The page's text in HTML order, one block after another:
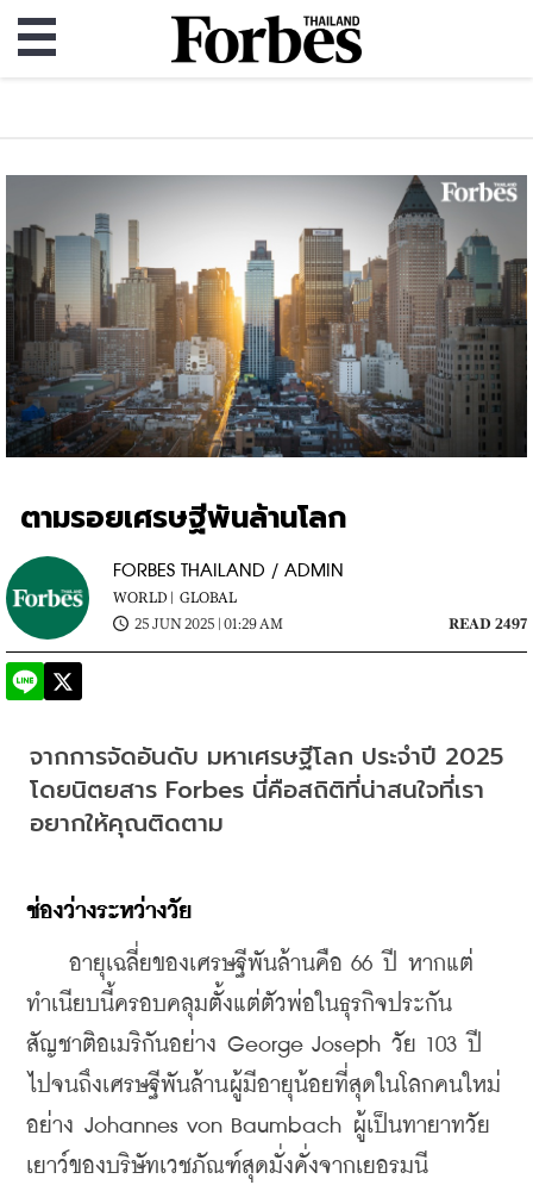
ตามรอยเศรษฐีพันล้านโลก
FORBES THAILAND / ADMIN
WORLD | GLOBAL
25 JUN 2025 | 01:29 AM
READ 2497
จากการจัดอันดับ มหาเศรษฐีโลก ประจำปี 2025
โดยนิตยสาร Forbes นี่คือสถิติที่น่าสนใจที่เรา
อยากให้คุณติดตาม
ช่องว่างระหว่างวัย
อายุเฉลี่ยของเศรษฐีพันล้านคือ 66 ปี หากแต่
ทำเนียบนี้ครอบคลุมตั้งแต่ตัวพ่อในธุรกิจประกัน
สัญชาติอเมริกันอย่าง George Joseph วัย 103 ปี
ไปจนถึงเศรษฐีพันล้านผู้มีอายุน้อยที่สุดในโลกคนใหม่
อย่าง Johannes von Baumbach ผู้เป็นทายาทวัย
เยาว์ของบริษัทเวชภัณฑ์สุดมั่งคั่งจากเยอรมนี